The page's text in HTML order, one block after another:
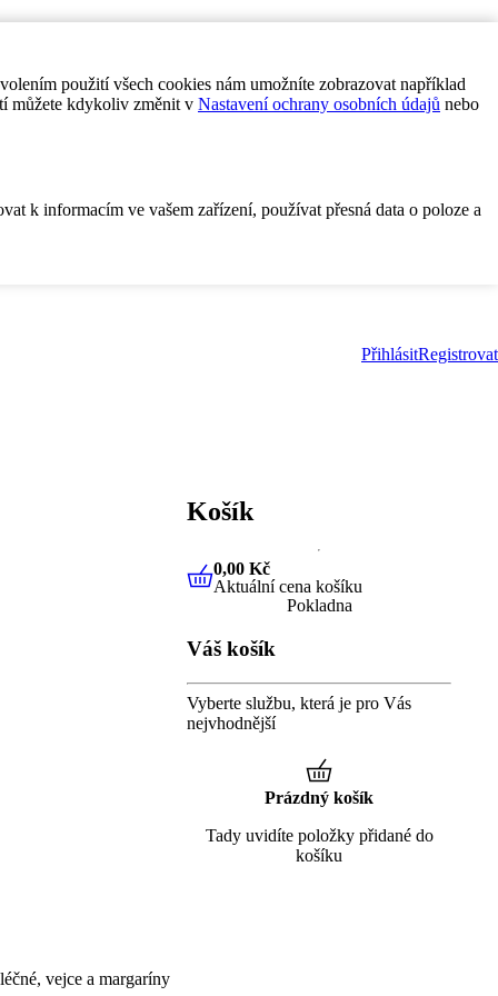
použití všech cookies nám umožníte zobrazovat například
můžete kdykoliv změnit v Nastavení ochrany osobních údajů nebo
k informacím ve vašem zařízení, používat přesná data o poloze a
PřihlásitRegistrovat
vejce a margaríny
Košík
0,00 KčAktuální cena košíku
0,00 Kč
Aktuální cena košíku
Pokladna
Váš košík
Vyberte službu, která je pro Vás
nejvhodnější
Prázdný košík
Tady uvidíte položky přidané do
košíku